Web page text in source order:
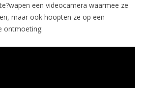
een videocamera waarmee ze
maar ook hoopten ze op een
ontmoeting.